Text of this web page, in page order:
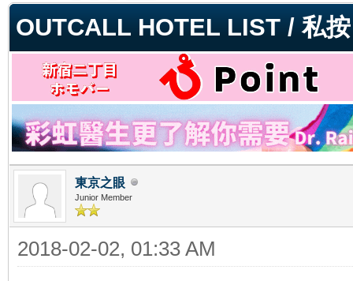
OUTCALL HOTEL LIST / 私
東京之眼
Junior Member
2018-02-02, 01:33 AM